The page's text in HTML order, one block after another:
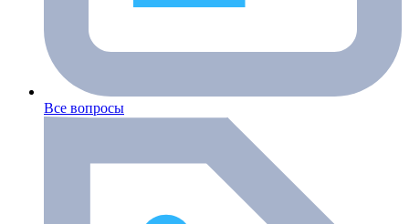
Все вопросы